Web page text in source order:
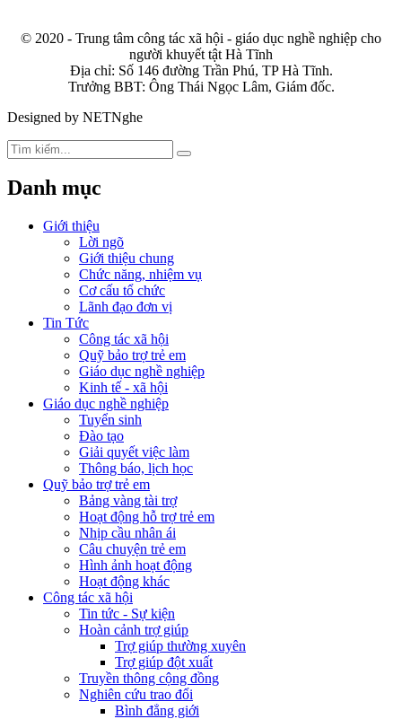
© 2020 - Trung tâm công tác xã hội - giáo dục nghề nghiệp cho
người khuyết tật Hà Tĩnh
Địa chỉ: Số 146 đường Trần Phú, TP Hà Tĩnh.
Trưởng BBT: Ông Thái Ngọc Lâm, Giám đốc.
Designed by NETNghe
Danh mục
Giới thiệu
Lời ngõ
Giới thiệu chung
Chức năng, nhiệm vụ
Cơ cấu tổ chức
Lãnh đạo đơn vị
Tin Tức
Công tác xã hội
Quỹ bảo trợ trẻ em
Giáo dục nghề nghiệp
Kinh tế - xã hội
Giáo dục nghề nghiệp
Tuyển sinh
Đào tạo
Giải quyết việc làm
Thông báo, lịch học
Quỹ bảo trợ trẻ em
Bảng vàng tài trợ
Hoạt động hỗ trợ trẻ em
Nhịp cầu nhân ái
Câu chuyện trẻ em
Hình ảnh hoạt động
Hoạt động khác
Công tác xã hội
Tin tức - Sự kiện
Hoàn cảnh trợ giúp
Trợ giúp thường xuyên
Trợ giúp đột xuất
Truyền thông cộng đồng
Nghiên cứu trao đổi
Bình đẳng giới